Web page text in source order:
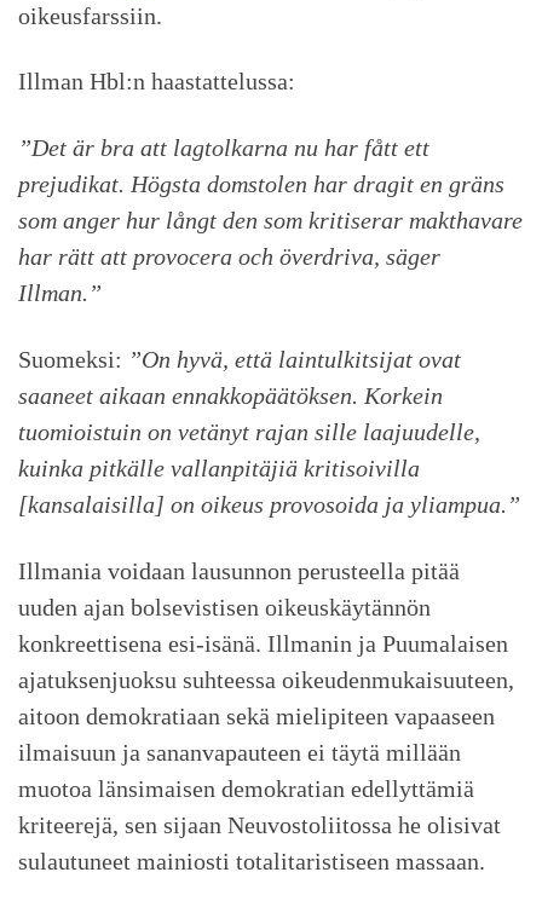
oikeusfarssiin.
Illman Hbl:n haastattelussa:
”Det är bra att lagtolkarna nu har fått ett
prejudikat. Högsta domstolen har dragit en gräns
som anger hur långt den som kritiserar makthavare
har rätt att provocera och överdriva, säger
Illman.”
Suomeksi: ”On hyvä, että laintulkitsijat ovat
saaneet aikaan ennakkopäätöksen. Korkein
tuomioistuin on vetänyt rajan sille laajuudelle,
kuinka pitkälle vallanpitäjiä kritisoivilla
[kansalaisilla] on oikeus provosoida ja yliampua.”
Illmania voidaan lausunnon perusteella pitää
uuden ajan bolsevistisen oikeuskäytännön
konkreettisena esi-isänä. Illmanin ja Puumalaisen
ajatuksenjuoksu suhteessa oikeudenmukaisuuteen,
aitoon demokratiaan sekä mielipiteen vapaaseen
ilmaisuun ja sananvapauteen ei täytä millään
muotoa länsimaisen demokratian edellyttämiä
kriteerejä, sen sijaan Neuvostoliitossa he olisivat
sulautuneet mainiosti totalitaristiseen massaan.